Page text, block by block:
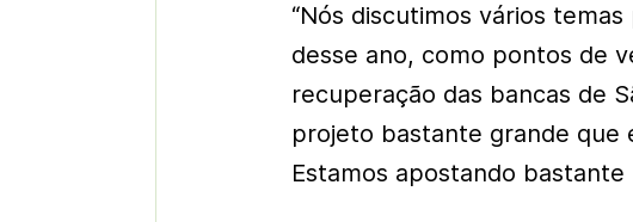
“Nós discutimos vários
desse ano, como pontos de
recuperação das bancas de
projeto bastante grande que
Estamos apostando bastante